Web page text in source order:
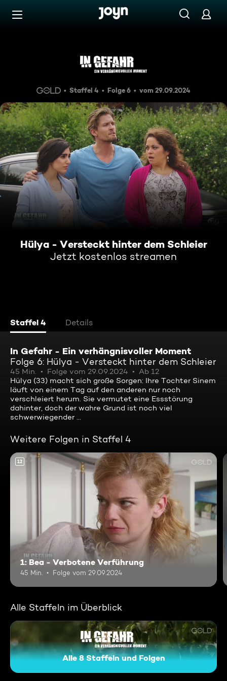
Zum Inhalt springen
Hülya - Versteckt hinter
Staffel 4 Folge 6 vom 29.09.2024
Hülya - Versteckt hinter dem Schleier
Jetzt kostenlos streamen
Staffel 4 Details
In Gefahr - Ein verhängnisvoller Moment
Folge 6: Hülya - Versteckt hinter dem Schleier
45 Min. Folge vom 29.09.2024
Ab 12
Hülya (33) macht sich große Sorgen: Ihre Tochter Sinem
läuft von einem Tag auf den anderen nur noch
verschleiert herum. Sie vermutet eine Essstörung
dahinter, doch der wahre Grund ist noch viel
schwerwiegender ...
Weitere Folgen in Staffel 4
12
1: Bea - Verbotene Verführung
45 Min. Folge vom 29.09.2024
Alle Staffeln im Überblick
In Gefahr - Ein
Alle 8 Staffeln und Folgen